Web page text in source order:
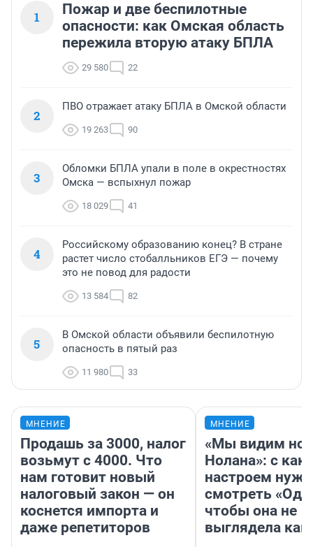
1
Пожар и две беспилотные
опасности: как Омская область
пережила вторую атаку БПЛА
29 580 22
2
ПВО отражает атаку БПЛА в Омской области
19 263 90
3
Обломки БПЛА упали в поле в окрестностях
Омска — вспыхнул пожар
18 029 41
4
Российскому образованию конец? В стране
растет число стобалльников ЕГЭ — почему
это не повод для радости
13 584 82
5
В Омской области объявили беспилотную
опасность в пятый раз
11 980 33
МНЕНИЕ
Продашь за 3000, налог
возьмут с 4000. Что
нам готовит новый
налоговый закон — он
коснется импорта и
даже репетиторов
МНЕНИЕ
«Мы видим
Нолана»: с
настроем
смотреть
чтобы она не
выглядела как